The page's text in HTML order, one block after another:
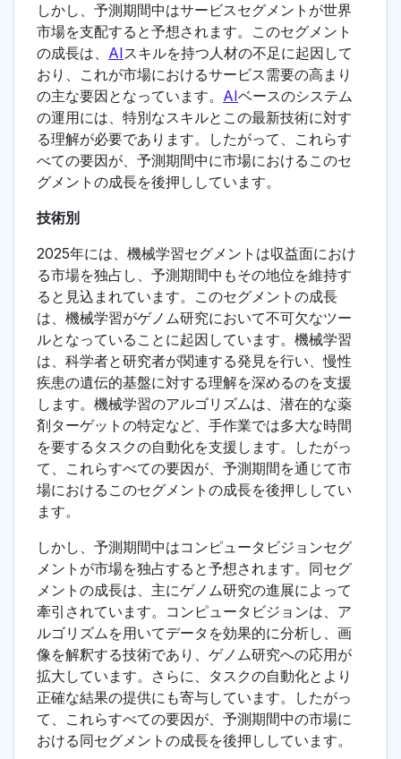
しかし、予測期間中はサービスセグメントが世界
市場を支配すると予想されます。このセグメント
の成長は、 AIスキルを持つ人材の不足に起因して
おり、これが市場におけるサービス需要の高まり
の主な要因となっています。 AIベースのシステム
の運用には、特別なスキルとこの最新技術に対す
る理解が必要であります。したがって、これらす
べての要因が、予測期間中に市場におけるこのセ
グメントの成長を後押ししています。
技術別
2025年には、機械学習セグメントは収益面におけ
る市場を独占し、予測期間中もその地位を維持す
ると見込まれています。このセグメントの成長
は、機械学習がゲノム研究において不可欠なツー
ルとなっていることに起因しています。機械学習
は、科学者と研究者が関連する発見を行い、慢性
疾患の遺伝的基盤に対する理解を深めるのを支援
します。機械学習のアルゴリズムは、潜在的な薬
剤ターゲットの特定など、手作業では多大な時間
を要するタスクの自動化を支援します。したがっ
て、これらすべての要因が、予測期間を通じて市
場におけるこのセグメントの成長を後押ししてい
ます。
しかし、予測期間中はコンピュータビジョンセグ
メントが市場を独占すると予想されます。同セグ
メントの成長は、主にゲノム研究の進展によって
牽引されています。コンピュータビジョンは、ア
ルゴリズムを用いてデータを効果的に分析し、画
像を解釈する技術であり、ゲノム研究への応用が
拡大しています。さらに、タスクの自動化とより
正確な結果の提供にも寄与しています。したがっ
て、これらすべての要因が、予測期間中の市場に
おける同セグメントの成長を後押ししています。